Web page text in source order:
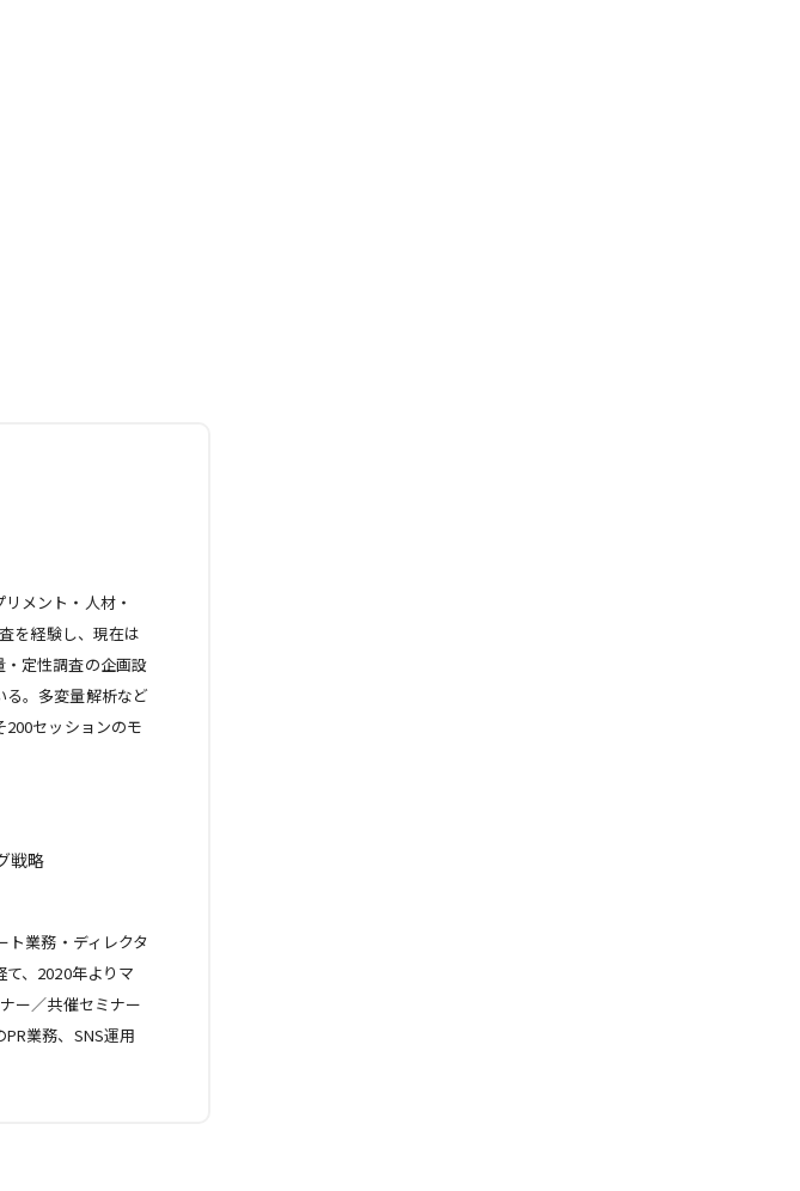
メント・人材・
を経験し、現在は
定性調査の企画設
る。多変量解析など
セッションのモ
戦略
ト業務・ディレクタ
、2020年よりマ
ー／共催セミナー
業務、SNS運用